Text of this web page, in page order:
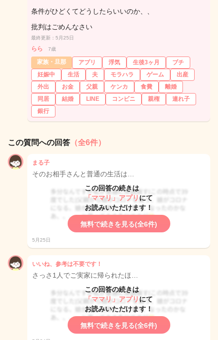
条件がひどくてどうしたらいいのか、、
批判はごめんなさい
最終更新：5月25日
らら 7歳
家族・旦那 アプリ 浮気 生後3ヶ月
ブチ
妊娠中
生活 夫 モラハラ ゲーム
出産
外出
お金 父親 ケンカ 食費
離婚
同居
結婚 LINE コンビニ 親権
連れ子
銀行
この質問への回答 （全6件）
まる子
そのお相手さんと普通の生活は…
この回答の続きは
「ママリ」アプリ にて
お読みいただけます！
無料で続きを見る(全6件)
5月25日
いいね、参考は不要です！
さっさ1人でご実家に帰られたほ…
この回答の続きは
「ママリ」アプリ にて
お読みいただけます！
無料で続きを見る(全6件)